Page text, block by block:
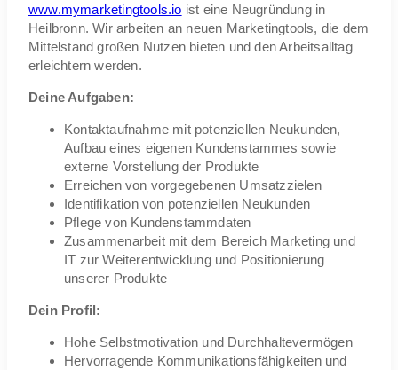
www.mymarketingtools.io ist eine Neugründung in
Heilbronn. Wir arbeiten an neuen Marketingtools, die dem
Mittelstand großen Nutzen bieten und den Arbeitsalltag
erleichtern werden.
Deine Aufgaben:
Kontaktaufnahme mit potenziellen Neukunden,
Aufbau eines eigenen Kundenstammes sowie
externe Vorstellung der Produkte
Erreichen von vorgegebenen Umsatzzielen
Identifikation von potenziellen Neukunden
Pflege von Kundenstammdaten
Zusammenarbeit mit dem Bereich Marketing und
IT zur Weiterentwicklung und Positionierung
unserer Produkte
Dein Profil:
Hohe Selbstmotivation und Durchhaltevermögen
Hervorragende Kommunikationsfähigkeiten und